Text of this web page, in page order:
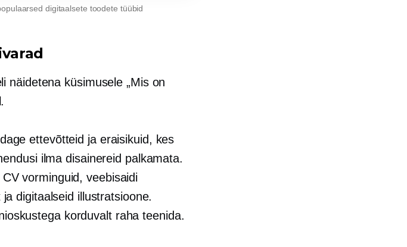
digitaalsete toodete tüübid
näidetena küsimusele „Mis on
ettevõtteid ja eraisikuid, kes
ilma disainereid palkamata.
vorminguid, veebisaidi
digitaalseid illustratsioone.
korduvalt raha teenida.